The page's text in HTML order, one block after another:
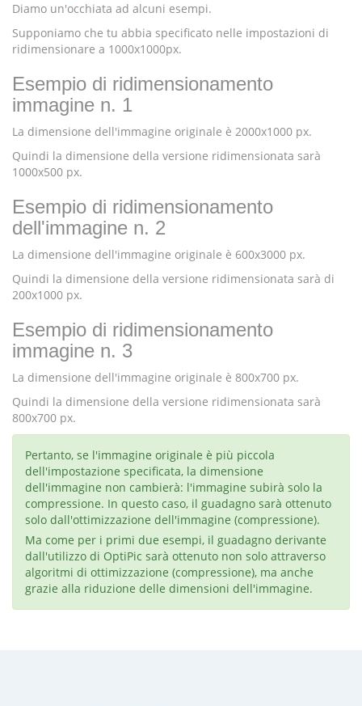
Diamo un'occhiata ad alcuni esempi.
Supponiamo che tu abbia specificato nelle impostazioni di
ridimensionare a 1000x1000px.
Esempio di ridimensionamento
immagine n. 1
La dimensione dell'immagine originale è 2000x1000 px.
Quindi la dimensione della versione ridimensionata sarà
1000x500 px.
Esempio di ridimensionamento
dell'immagine n. 2
La dimensione dell'immagine originale è 600x3000 px.
Quindi la dimensione della versione ridimensionata sarà di
200x1000 px.
Esempio di ridimensionamento
immagine n. 3
La dimensione dell'immagine originale è 800x700 px.
Quindi la dimensione della versione ridimensionata sarà
800x700 px.
Pertanto, se l'immagine originale è più piccola
dell'impostazione specificata, la dimensione
dell'immagine non cambierà: l'immagine subirà solo la
compressione. In questo caso, il guadagno sarà ottenuto
solo dall'ottimizzazione dell'immagine (compressione).
Ma come per i primi due esempi, il guadagno derivante
dall'utilizzo di OptiPic sarà ottenuto non solo attraverso
algoritmi di ottimizzazione (compressione), ma anche
grazie alla riduzione delle dimensioni dell'immagine.